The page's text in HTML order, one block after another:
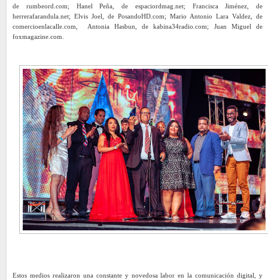
de rumbeord.com; Hanel Peña, de espaciordmag.net; Francisca Jiménez, de
herrerafarandula.net; Elvis Joel, de PosandoHD.com; Mario Antonio Lara Valdez, de
comercioenlacalle.com, Antonia Hasbun, de kabina34radio.com; Juan Miguel de
foxmagazine.com.
Estos medios realizaron una constante y novedosa labor en la comunicación digital, y